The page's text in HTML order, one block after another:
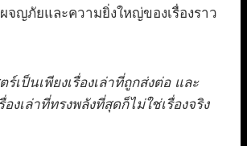
จญภัยและความยิ่งใหญ่ของเรื่องราว
ร์เป็นเพียงเรื่องเล่าที่ถูกส่งต่อ และ
งเล่าที่ทรงพลังที่สุดก็ไม่ใช่เรื่องจริง